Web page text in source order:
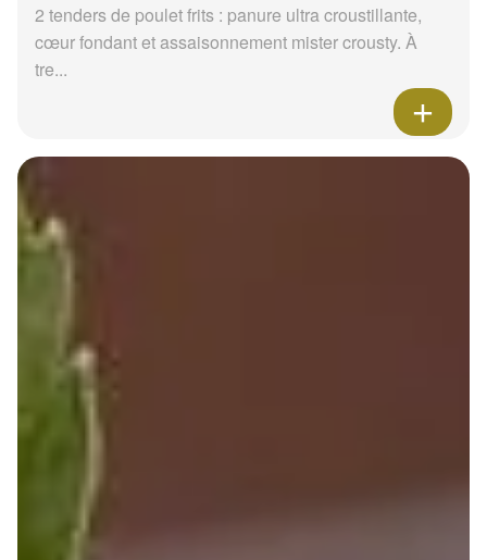
2 tenders de poulet frits : panure ultra croustillante,
cœur fondant et assaisonnement mister crousty. À
tre...